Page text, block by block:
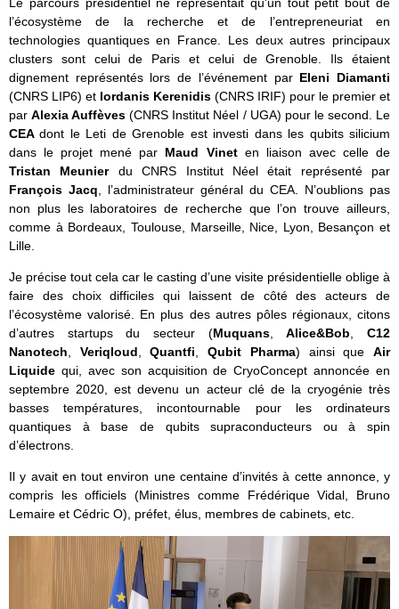
l’écosystème de la recherche et de l’entrepreneuriat en
technologies quantiques en France. Les deux autres principaux
clusters sont celui de Paris et celui de Grenoble. Ils étaient
dignement représentés lors de l’événement par Eleni Diamanti
(CNRS LIP6) et Iordanis Kerenidis (CNRS IRIF) pour le premier et
parAlexia Auffèves(CNRS Institut Néel / UGA) pour le second. Le
CEAdont le Leti de Grenoble est investi dans les qubits silicium
dans le projet mené par Maud Vinet en liaison avec celle de
Tristan Meunier du CNRS Institut Néel était représenté par
François Jacq , l’administrateur général du CEA. N’oublions pas
non plus les laboratoires de recherche que l’on trouve ailleurs,
comme à Bordeaux, Toulouse, Marseille, Nice, Lyon, Besançon et
Lille.
Je précise tout cela car le casting d’une visite présidentielle oblige à
faire des choix difficiles qui laissent de côté des acteurs de
l’écosystème valorisé. En plus des autres pôles régionaux, citons
d’autres startups du secteur (Muquans,Alice&Bob,C12
Nanotech, Veriqloud,Quantfi,Qubit Pharma) ainsi queAir
Liquide qui, avec son acquisition de CryoConcept annoncée en
septembre 2020, est devenu un acteur clé de la cryogénie très
basses températures, incontournable pour les ordinateurs
quantiques à base de qubits supraconducteurs ou à spin
d’électrons.
Il y avait en tout environ une centaine d’invités à cette annonce, y
compris les officiels (Ministres comme Frédérique Vidal, Bruno
Lemaire et Cédric O), préfet, élus, membres de cabinets, etc.